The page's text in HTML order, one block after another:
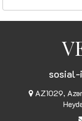
sosial-
AZ1029,